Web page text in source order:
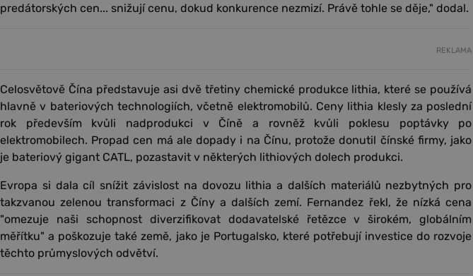
predátorských cen... snižují cenu, dokud konkurence nezmizí. Právě tohle se děje," dodal.
REKLAMA
Celosvětově Čína představuje asi dvě třetiny chemické produkce lithia, které se používá
hlavně v bateriových technologiích, včetně elektromobilů. Ceny lithia klesly za poslední
rok především kvůli nadprodukci v Číně a rovněž kvůli poklesu poptávky po
elektromobilech. Propad cen má ale dopady i na Čínu, protože donutil čínské firmy, jako
je bateriový gigant CATL, pozastavit v některých lithiových dolech produkci.
Evropa si dala cíl snížit závislost na dovozu lithia a dalších materiálů nezbytných pro
takzvanou zelenou transformaci z Číny a dalších zemí. Fernandez řekl, že nízká cena
"omezuje naši schopnost diverzifikovat dodavatelské řetězce v širokém, globálním
měřítku" a poškozuje také země, jako je Portugalsko, které potřebují investice do rozvoje
těchto průmyslových odvětví.